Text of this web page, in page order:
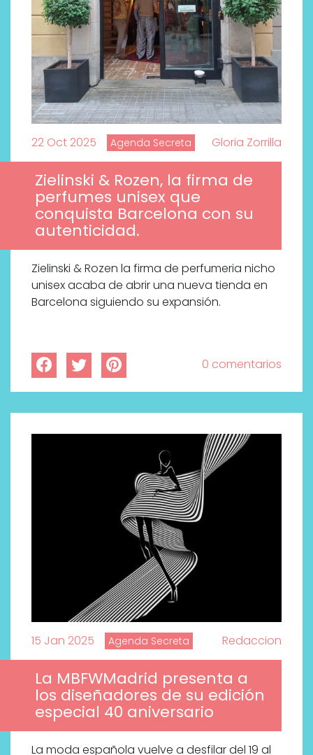
22 Oct 2025 Agenda Secreta Gloria Zorrilla
Zielinski & Rozen, la firma de
perfumes unisex que
conquista Barcelona con su
autenticidad.
Zielinski & Rozen la firma de perfumeria nicho
unisex acaba de abrir una nueva tienda en
Barcelona siguiendo su expansión.
0 comentarios
15 Jan 2025 Agenda Secreta Redaccion
La MBFWMadrid presenta a
los diseñadores de su edición
especial 40 aniversario
La moda española vuelve a desfilar del 19 al